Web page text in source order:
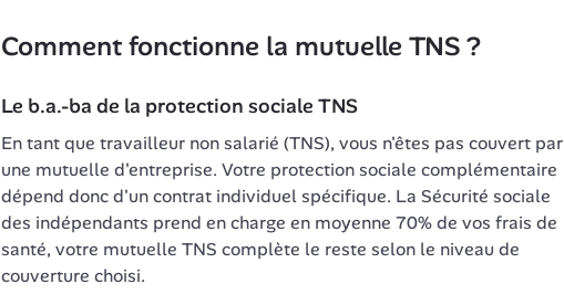
Comment fonctionne la mutuelle TNS ?
Le b.a.-ba de la protection sociale TNS
En tant que travailleur non salarié (TNS), vous n'êtes pas couvert par
une mutuelle d'entreprise. Votre protection sociale complémentaire
dépend donc d'un contrat individuel spécifique. La Sécurité sociale
des indépendants prend en charge en moyenne 70% de vos frais de
santé, votre mutuelle TNS complète le reste selon le niveau de
couverture choisi.